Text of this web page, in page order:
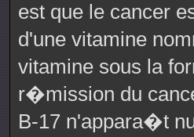
est que le cancer
d'une vitamine
vitamine sous la
r�mission du
B-17 n'appara�t